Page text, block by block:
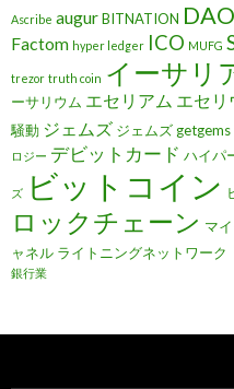
Ascribe augurBITNATION DAO
Factom hyper ledger ICO MUFG
trezor truth coin イーサリ
ーサリウム エセリアム エセリ
騒動 ジェムズ ジェムズ getgems
ロジー デビットカード ハイパ
ズ ビットコイン
ロックチェーン マ
ャネル ライトニングネットワーク
銀行業